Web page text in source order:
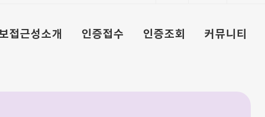
접근성소개 인증접수 인증조회 커뮤니티